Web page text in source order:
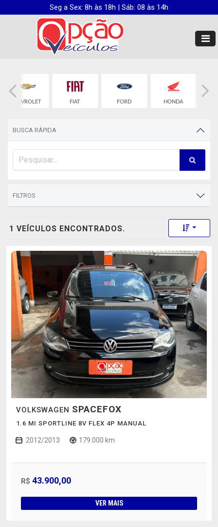
Seg a Sex: 8h às 18h | Sáb: 08 às 14h
CHEVROLET FIAT FORD HONDA
BUSCA RÁPIDA
FILTROS
1 VEÍCULOS ENCONTRADOS. Toggle
VOLKSWAGEN SPACEFOX
1.6 MI SPORTLINE 8V FLEX 4P MANUAL
2012/2013 179.000 km
R$ 43.900,00
VER MAIS